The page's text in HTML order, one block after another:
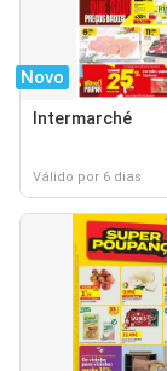
Novo
Intermarché
Válido por 6 dias